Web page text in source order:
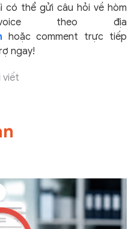
có thể gửi câu hỏi về hòm
theo địa
hoặc comment trực tiếp
ngay!
viết